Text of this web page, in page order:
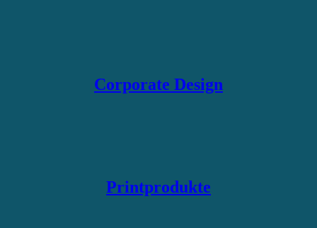
Corporate Design
Printprodukte